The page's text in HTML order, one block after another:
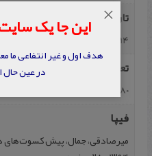
تاریخ نشر
1394
تعداد صفحه
280
فیپا
میرصادقی، جمال، پیش کسوت‌های
این جا یک
هدف اول و غیر انتفاعی ما
در عین حال
×